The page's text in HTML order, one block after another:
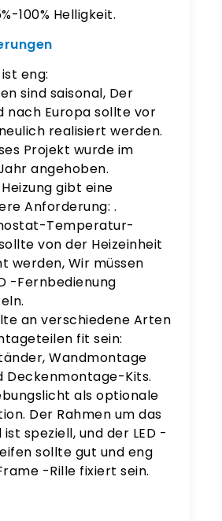
100% Helligkeit.
eng:
sind saisonal, Der
nach Europa sollte vor
realisiert werden.
Projekt wurde im
angehoben.
gibt eine
Anforderung: .
Temperatur-
von der Heizeinheit
werden, Wir müssen
-Fernbedienung
an verschiedene Arten
fit sein:
Wandmontage
Deckenmontage-Kits.
als optionale
Der Rahmen um das
ist speziell, und der LED -
sollte gut und eng
-Rille fixiert sein.